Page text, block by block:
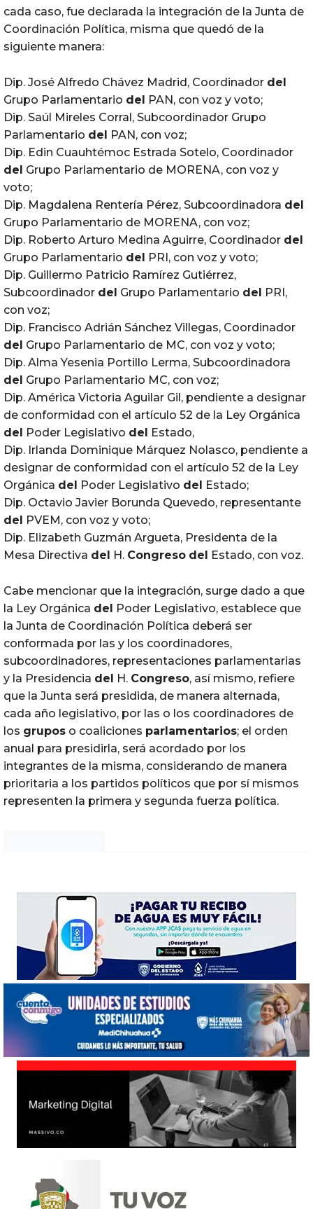
cada caso, fue declarada la integración de la Junta de
Coordinación Política, misma que quedó de la
siguiente manera:
Dip. José Alfredo Chávez Madrid, Coordinador del
Grupo Parlamentario del PAN, con voz y voto;
Dip. Saúl Mireles Corral, Subcoordinador Grupo
Parlamentario del PAN, con voz;
Dip. Edin Cuauhtémoc Estrada Sotelo, Coordinador
del Grupo Parlamentario de MORENA, con voz y
voto;
Dip. Magdalena Rentería Pérez, Subcoordinadora del
Grupo Parlamentario de MORENA, con voz;
Dip. Roberto Arturo Medina Aguirre, Coordinador del
Grupo Parlamentario del PRI, con voz y voto;
Dip. Guillermo Patricio Ramírez Gutiérrez,
Subcoordinador del Grupo Parlamentario del PRI,
con voz;
Dip. Francisco Adrián Sánchez Villegas, Coordinador
del Grupo Parlamentario de MC, con voz y voto;
Dip. Alma Yesenia Portillo Lerma, Subcoordinadora
del Grupo Parlamentario MC, con voz;
Dip. América Victoria Aguilar Gil, pendiente a designar
de conformidad con el artículo 52 de la Ley Orgánica
del Poder Legislativo del Estado,
Dip. Irlanda Dominique Márquez Nolasco, pendiente a
designar de conformidad con el artículo 52 de la Ley
Orgánica del Poder Legislativo del Estado;
Dip. Octavio Javier Borunda Quevedo, representante
del PVEM, con voz y voto;
Dip. Elizabeth Guzmán Argueta, Presidenta de la
Mesa Directiva del H. Congreso del Estado, con voz.
Cabe mencionar que la integración, surge dado a que
la Ley Orgánica del Poder Legislativo, establece que
la Junta de Coordinación Política deberá ser
conformada por las y los coordinadores,
subcoordinadores, representaciones parlamentarias
y la Presidencia del H. Congreso, así mismo, refiere
que la Junta será presidida, de manera alternada,
cada año legislativo, por las o los coordinadores de
los grupos o coaliciones parlamentarios; el orden
anual para presidirla, será acordado por los
integrantes de la misma, considerando de manera
prioritaria a los partidos políticos que por sí mismos
representen la primera y segunda fuerza política.